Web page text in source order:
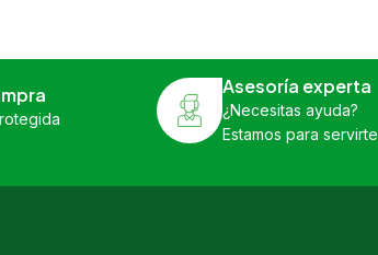
Asesoría experta
¿Necesitas ayuda?
Estamos para servirte